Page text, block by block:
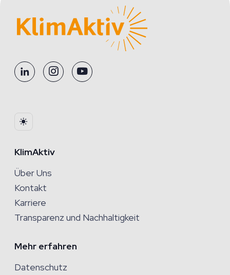
KlimAktiv
Über Uns
Kontakt
Karriere
Transparenz und Nachhaltigkeit
Mehr erfahren
Datenschutz